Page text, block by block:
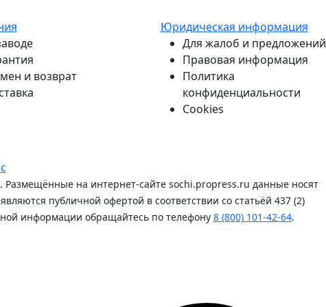
и возврат
Юридическая информация
Для жалоб и предложений
Правовая информация
Политика
конфиденциальности
Cookies
на интернет-сайте sochi.propress.ru данные носят
публичной офертой в соответствии со статьёй 437 (2)
информации обращайтесь по телефону 8 (800) 101-42-64.